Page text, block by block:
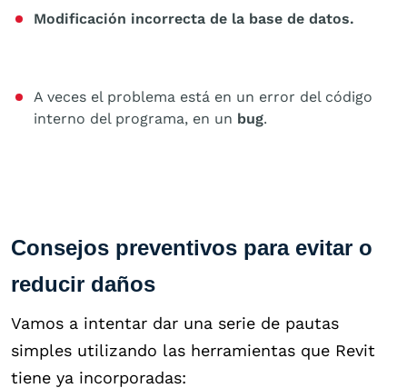
Modificación incorrecta de la base de datos.
A veces el problema está en un error del código
interno del programa, en un bug.
Consejos preventivos para evitar o
reducir daños
Vamos a intentar dar una serie de pautas
simples utilizando las herramientas que Revit
tiene ya incorporadas: